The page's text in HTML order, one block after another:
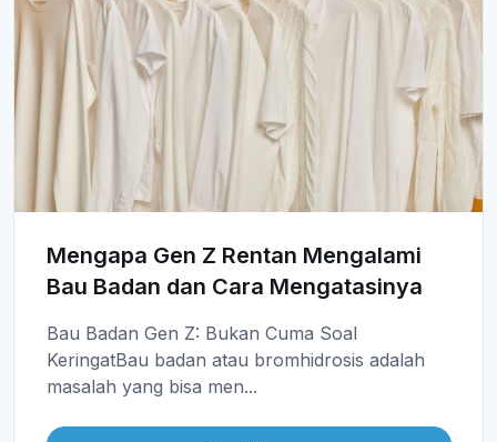
Mengapa Gen Z Rentan Mengalami
Bau Badan dan Cara Mengatasinya
Bau Badan Gen Z: Bukan Cuma Soal
KeringatBau badan atau bromhidrosis adalah
masalah yang bisa men...